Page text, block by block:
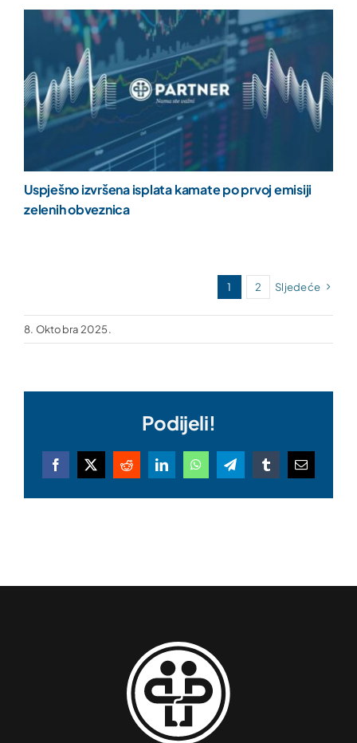
Uspješno izvršena isplata kamate po prvoj emisiji
zelenih obveznica
1 2 Sljedeće
8. Oktobra 2025.
Podijeli!
Facebook
X RedditLinkedInWhatsAppTelegramTumblrEmail